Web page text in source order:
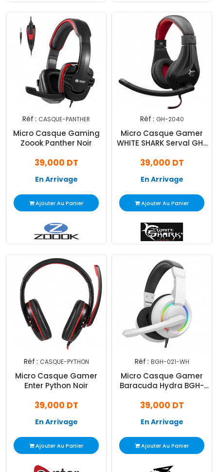
Réf : CASQUE-PANTHER
Micro Casque Gaming
Zoook Panther Noir
39,000 DT
En Arrivage
Ajouter Au Panier
Réf : GH-2040
Micro Casque Gamer
WHITE SHARK Serval GH-
39,000 DT
En Arrivage
Ajouter Au Panier
Réf : CASQUE-PYTHON
Micro Casque Gamer
Enter Python Noir
39,000 DT
En Arrivage
Ajouter Au Panier
Réf : BGH-021-WH
Micro Casque Gamer
Baracuda Hydra BGH-
39,000 DT
En Arrivage
Ajouter Au Panier